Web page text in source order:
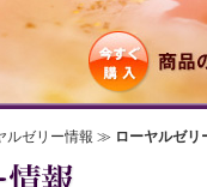
ルゼリー情報 ≫ ローヤルゼリ